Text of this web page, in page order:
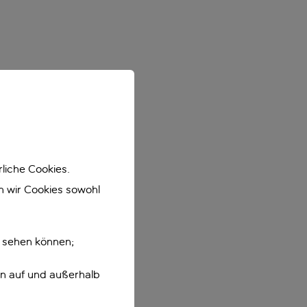
Cookies.
wir Cookies sowohl
können;
auf und außerhalb